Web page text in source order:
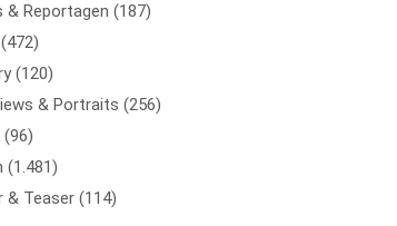
& Reportagen (187)
(472)
(120)
& Portraits (256)
(96)
(1.481)
& Teaser (114)